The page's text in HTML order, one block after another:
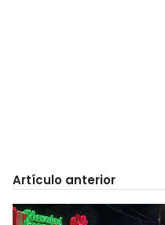
Artículo anterior